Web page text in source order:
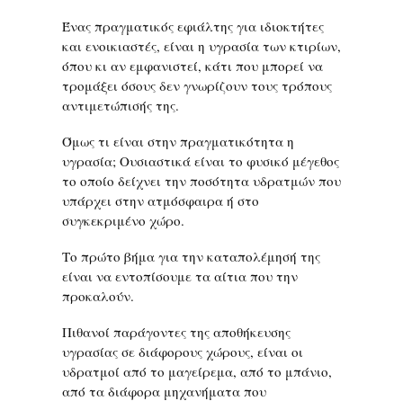
Ένας πραγματικός εφιάλτης για ιδιοκτήτες
και ενοικιαστές, είναι η υγρασία των κτιρίων,
όπου κι αν εμφανιστεί, κάτι που μπορεί να
τρομάξει όσους δεν γνωρίζουν τους τρόπους
αντιμετώπισής της.
Όμως τι είναι στην πραγματικότητα η
υγρασία; Ουσιαστικά είναι το φυσικό μέγεθος
το οποίο δείχνει την ποσότητα υδρατμών που
υπάρχει στην ατμόσφαιρα ή στο
συγκεκριμένο χώρο.
Το πρώτο βήμα για την καταπολέμησή της
είναι να εντοπίσουμε τα αίτια που την
προκαλούν.
Πιθανοί παράγοντες της αποθήκευσης
υγρασίας σε διάφορους χώρους, είναι οι
υδρατμοί από το μαγείρεμα, από το μπάνιο,
από τα διάφορα μηχανήματα που